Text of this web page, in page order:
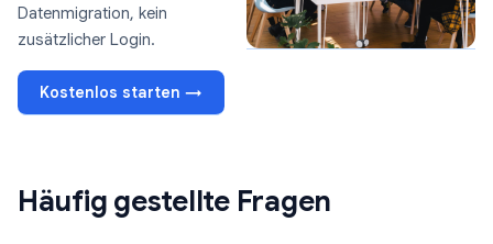
Datenmigration, kein
zusätzlicher Login.
Kostenlos starten →
Häufig gestellte Fragen